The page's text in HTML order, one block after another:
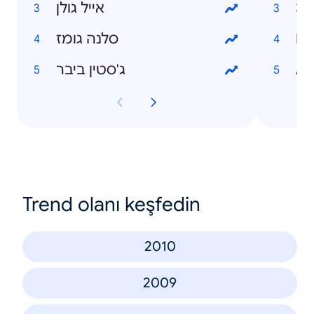
אייל גולן
סלנה גומז
ג'סטין ביבר
Trend olanı keşfedin
2010
2009